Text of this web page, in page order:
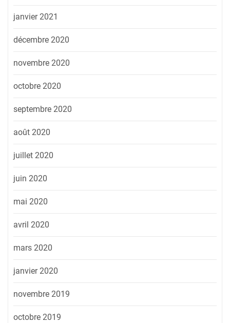
janvier 2021
décembre 2020
novembre 2020
octobre 2020
septembre 2020
août 2020
juillet 2020
juin 2020
mai 2020
avril 2020
mars 2020
janvier 2020
novembre 2019
octobre 2019